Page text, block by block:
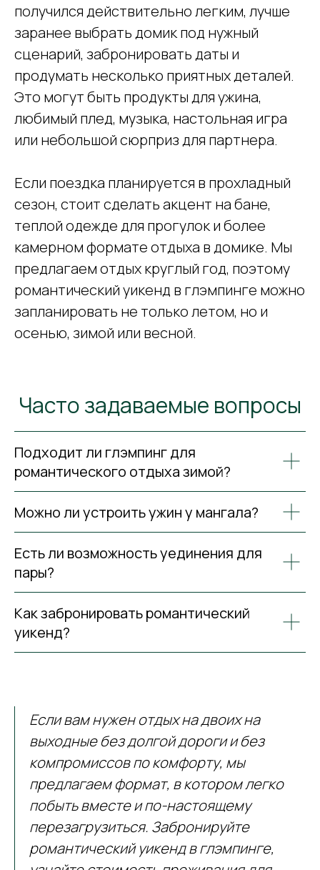
получился действительно легким, лучше
заранее выбрать домик под нужный
сценарий, забронировать даты и
продумать несколько приятных деталей.
Это могут быть продукты для ужина,
любимый плед, музыка, настольная игра
или небольшой сюрприз для партнера.
Если поездка планируется в прохладный
сезон, стоит сделать акцент на бане,
теплой одежде для прогулок и более
камерном формате отдыха в домике. Мы
предлагаем отдых круглый год, поэтому
романтический уикенд в глэмпинге можно
запланировать не только летом, но и
осенью, зимой или весной.
Часто задаваемые вопросы
Подходит ли глэмпинг для
романтического отдыха зимой?
Можно ли устроить ужин у мангала?
Есть ли возможность уединения для
пары?
Как забронировать романтический
уикенд?
Если вам нужен отдых на двоих на
выходные без долгой дороги и без
компромиссов по комфорту, мы
предлагаем формат, в котором легко
побыть вместе и по-настоящему
перезагрузиться. Забронируйте
романтический уикенд в глэмпинге,